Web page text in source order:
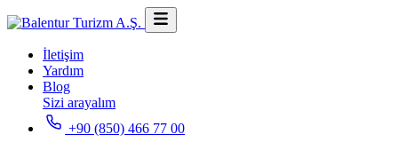
İletişim
Yardım
Blog
Sizi arayalım
+90 (850) 466 77 00